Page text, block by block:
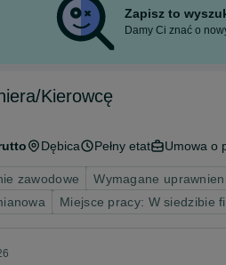
Zapisz to
Damy Ci znać o
Kierowcę
Dębica Pełny etat Umowa o
zawodowe
Wymagane
Miejsce pracy: W siedzibie